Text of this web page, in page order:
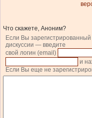
Что скажете, Аноним?
Если Вы зарегистрированный
дискуссии — введите
свой логин (email)
и
Если Вы еще не